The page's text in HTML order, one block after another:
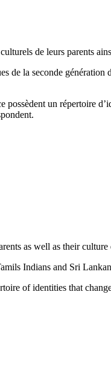
de leurs parents
de la seconde
possèdent un répertoire
as well as their
Indians and Sri
of identities that